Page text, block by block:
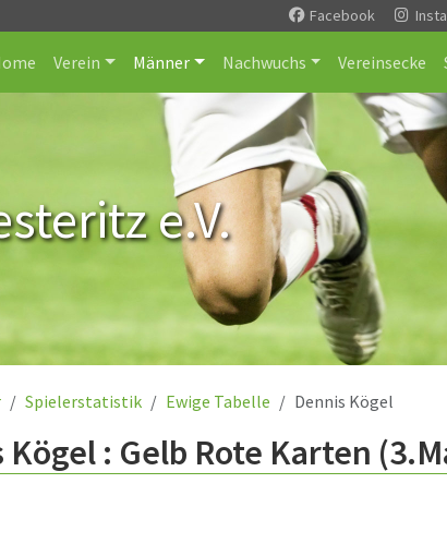
Facebook
Verein Männer Nachwuchs Vereinsecke
e.V.
Spielerstatistik Ewige Tabelle Dennis Kögel
Kögel : Gelb Rote Karten